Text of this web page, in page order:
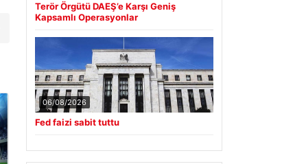
Terör Örgütü DAEŞ’e Karşı Geniş
Kapsamlı Operasyonlar
06/08/2026
Fed faizi sabit tuttu